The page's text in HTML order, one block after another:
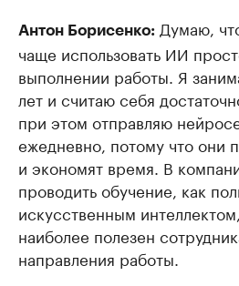
Антон Борисенко: Думаю,
чаще использовать ИИ
выполнении работы. Я
лет и считаю себя
при этом отправляю
ежедневно, потому что они
и экономят время. В
проводить обучение, как
искусственным
наиболее полезен
направления работы.